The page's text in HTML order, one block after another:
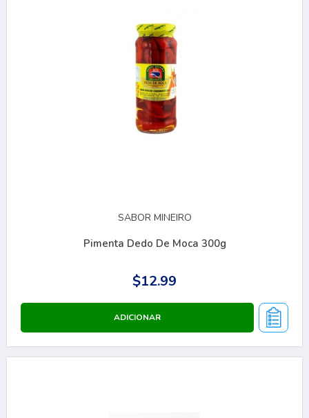
SABOR MINEIRO
Pimenta Dedo De Moca 300g
$12.99